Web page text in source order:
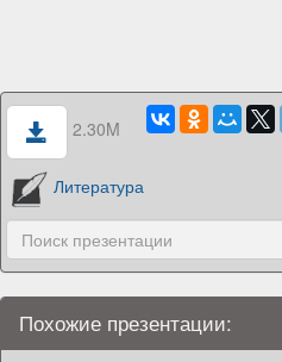
2.30M
Литература
Похожие презентации: